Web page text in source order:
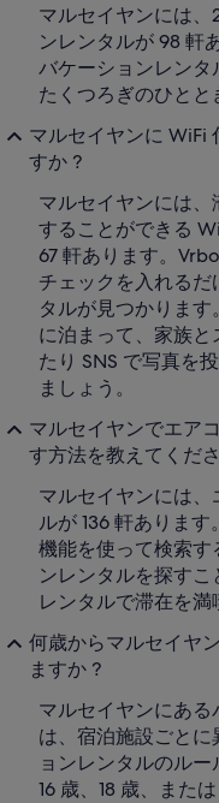
マルセイヤンには、
ンレンタルが 98 軒
バケーションレン
たくつろぎのひとと
マルセイヤンに WiFi
すか ?
マルセイヤンには
することができる
67 軒あります。
チェックを入れる
タルが見つかりま
に泊まって、家族
たり SNS で写真を
ましょう。
マルセイヤンでエア
す方法を教えてくださ
マルセイヤンには
ルが 136 軒ありま
機能を使って検索す
ンレンタルを探す
レンタルで滞在を満
何歳からマルセイヤ
ますか ?
マルセイヤンにあ
は、宿泊施設ごと
ョンレンタルのル
16 歳、18 歳、また